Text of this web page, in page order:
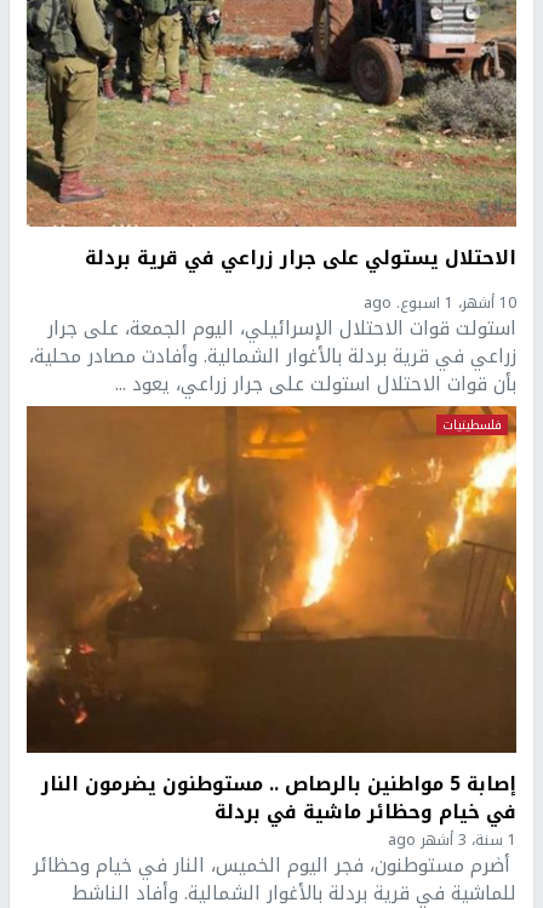
الاحتلال يستولي على جرار زراعي في قرية بردلة
10 أشهر، 1 اسبوع. ago
استولت قوات الاحتلال الإسرائيلي، اليوم الجمعة، على جرار
زراعي في قرية بردلة بالأغوار الشمالية. وأفادت مصادر محلية،
بأن قوات الاحتلال استولت على جرار زراعي، يعود ...
فلسطينيات
إصابة 5 مواطنين بالرصاص .. مستوطنون يضرمون النار
في خيام وحظائر ماشية في بردلة
1 سنة، 3 أشهر ago
أضرم مستوطنون، فجر اليوم الخميس، النار في خيام وحظائر
للماشية في قرية بردلة بالأغوار الشمالية. وأفاد الناشط